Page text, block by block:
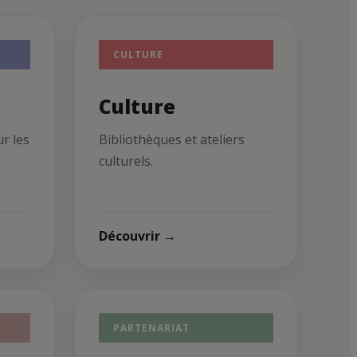
les
CULTURE
Culture
Bibliothèques et ateliers
culturels.
Découvrir →
PARTENARIAT